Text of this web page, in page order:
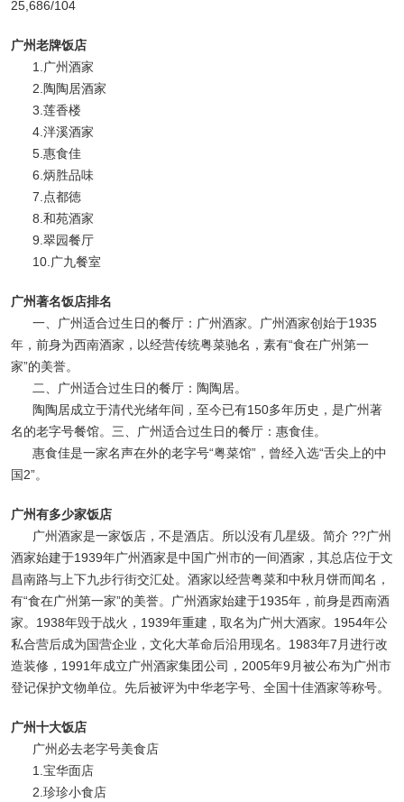
25,686/104
广州老牌饭店
1.广州酒家
2.陶陶居酒家
3.莲香楼
4.泮溪酒家
5.惠食佳
6.炳胜品味
7.点都徳
8.和苑酒家
9.翠园餐厅
10.广九餐室
广州著名饭店排名
一、广州适合过生日的餐厅：广州酒家。广州酒家创始于1935
年，前身为西南酒家，以经营传统粤菜驰名，素有“食在广州第一
家”的美誉。
二、广州适合过生日的餐厅：陶陶居。
陶陶居成立于清代光绪年间，至今已有150多年历史，是广州著
名的老字号餐馆。三、广州适合过生日的餐厅：惠食佳。
惠食佳是一家名声在外的老字号“粤菜馆”，曾经入选“舌尖上的中
国2”。
广州有多少家饭店
广州酒家是一家饭店，不是酒店。所以没有几星级。简介 ??广州
酒家始建于1939年广州酒家是中国广州市的一间酒家，其总店位于文
昌南路与上下九步行街交汇处。酒家以经营粤菜和中秋月饼而闻名，
有“食在广州第一家”的美誉。广州酒家始建于1935年，前身是西南酒
家。1938年毁于战火，1939年重建，取名为广州大酒家。1954年公
私合营后成为国营企业，文化大革命后沿用现名。1983年7月进行改
造装修，1991年成立广州酒家集团公司，2005年9月被公布为广州市
登记保护文物单位。先后被评为中华老字号、全国十佳酒家等称号。
广州十大饭店
广州必去老字号美食店
1.宝华面店
2.珍珍小食店